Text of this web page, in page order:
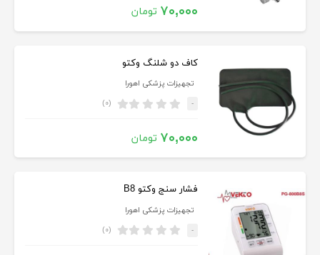
۷۰,۰۰۰ تومان
کاف دو شلنگ وکتو
تجهیزات پزشکی اهورا
- (۰)
۷۰,۰۰۰ تومان
فشار سنج وکتو B8
تجهیزات پزشکی اهورا
- (۰)